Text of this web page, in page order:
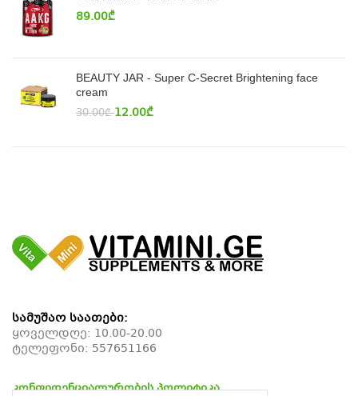
89.00₾
BEAUTY JAR - Super C-Secret Brightening face
cream
30.00₾ 12.00₾
სამუშაო საათები:
ყოველდღე: 10.00-20.00
ტელეფონი: 557651166
კონფიდენციალურობის პოლიტიკა